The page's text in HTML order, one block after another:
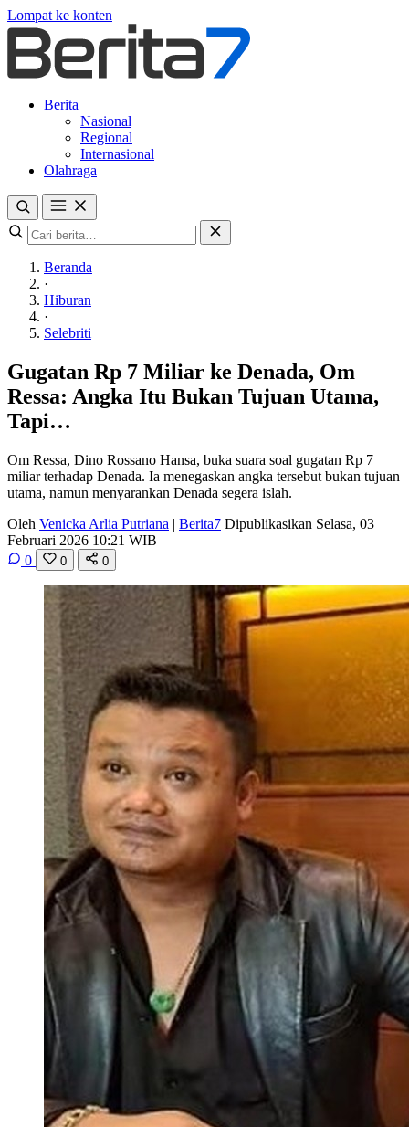
Lompat ke konten
Berita
Nasional
Regional
Internasional
Olahraga
Beranda
·
Hiburan
·
Selebriti
Gugatan Rp 7 Miliar ke Denada, Om
Ressa: Angka Itu Bukan Tujuan Utama,
Tapi…
Om Ressa, Dino Rossano Hansa, buka suara soal gugatan Rp 7
miliar terhadap Denada. Ia menegaskan angka tersebut bukan tujuan
utama, namun menyarankan Denada segera islah.
Oleh Venicka Arlia Putriana | Berita7 Dipublikasikan Selasa, 03
Februari 2026 10:21 WIB
0
0 0